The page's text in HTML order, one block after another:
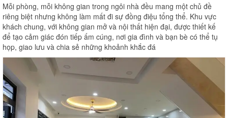
Mỗi phòng, mỗi không gian trong ngôi nhà đều mang một chủ đề
riêng biệt nhưng không làm mất đi sự đồng điệu tổng thể. Khu vực
khách chung, với không gian mở và nội thất hiện đại, được thiết kế
để tạo cảm giác đón tiếp ấm cúng, nơi gia đình và bạn bè có thể tụ
họp, giao lưu và chia sẻ những khoảnh khắc đá